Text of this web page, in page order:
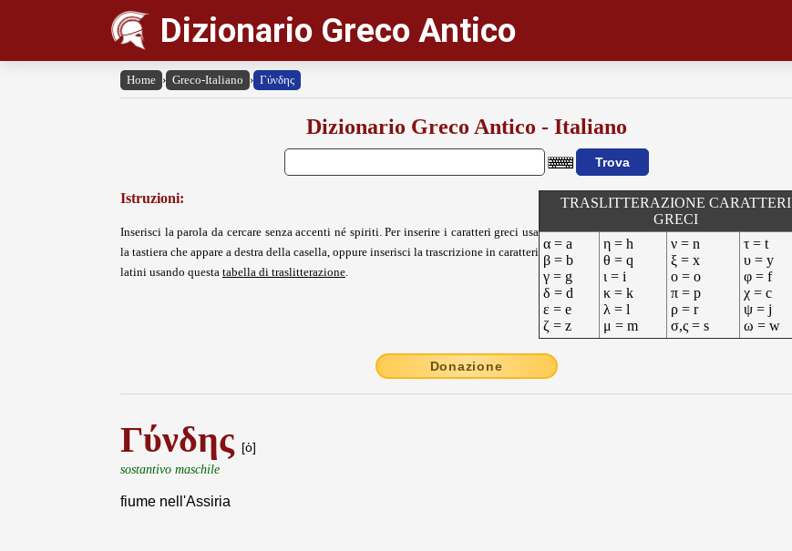
Dizionario Greco Antico
Home › Greco-Italiano › Γύνδης
Dizionario Greco Antico - Italiano
Istruzioni:
Inserisci la parola da cercare senza accenti né spiriti. Per inserire i caratteri greci usa
la tastiera che appare a destra della casella, oppure inserisci la trascrizione in caratteri
latini usando questa tabella di traslitterazione.
TRASLITTERAZIONE CARATTERI
GRECI
α = a
β = b
γ = g
δ = d
ε = e
ζ = z
η = h
θ = q
ι = i
κ = k
λ = l
μ = m
ν = n
ξ = x
ο = o
π = p
ρ = r
σ,ς = s
τ = t
υ = y
φ = f
χ = c
ψ = j
ω = w
Donazione
Γύνδης [ὁ]
sostantivo maschile
fiume nell'Assiria